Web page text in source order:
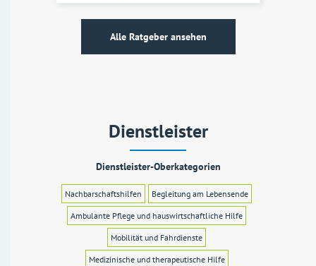
Alle Ratgeber ansehen
Dienstleister
Dienstleister-Oberkategorien
Nachbarschaftshilfen Begleitung am Lebensende
Ambulante Pflege und hauswirtschaftliche Hilfe
Mobilität und Fahrdienste
Medizinische und therapeutische Hilfe